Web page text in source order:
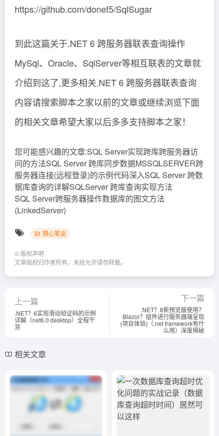
https://github.com/donet5/SqlSugar
到此这篇关于.NET 6 跨服务器联表查询操作
MySql、Oracle、SqlServer等相互联表的文章就
介绍到这了,更多相关.NET 6 跨服务器联表查询
内容请搜索脚本之家以前的文章或继续浏览下面
的相关文章希望大家以后多多支持脚本之家！
您可能感兴趣的文章:SQL Server实现跨库跨服务器访
问的方法SQL Server 跨库同步数据MSSQLSERVER跨
服务器连接(远程登录)的示例代码深入SQL Server 跨数
据库查询的详解SQLServer 跨库查询实现方法
SQL Server跨服务器操作数据库的图文方法
(LinkedServer)
随心笔谈
© 版权声明
文章版权归作者所有，未经允许请勿转载。
上一篇
.NET？6实现滑动验证码的示例
详解（net6.0 desktop）全程干
货
下一篇
.NET？8新预览版使用？
Blazor？组件进行服务器端呈现
(项目体验)（.net framework有什
么用）深度揭秘
相关文章